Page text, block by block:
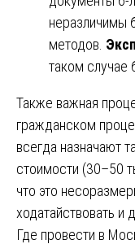
неразличимы
методов.
таком случае
Также важная
гражданском
всегда назначают
стоимости (30–50
что это
ходатайствовать и
Где провести в